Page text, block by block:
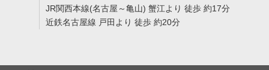
JR関西本線(名古屋～亀山) 蟹江より 徒歩 約17分
近鉄名古屋線 戸田より 徒歩 約20分